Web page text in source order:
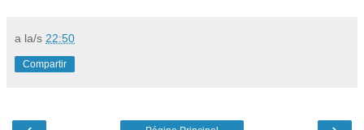
a la/s 22:50
Compartir